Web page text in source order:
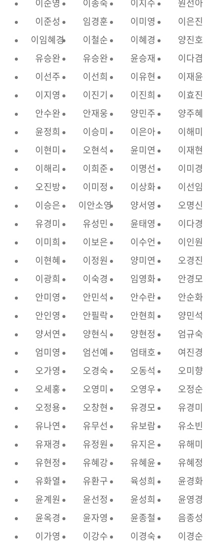
이순영 이종숙 이지수
원선아
이준성
임경훈 이미영
이은진
이임혜경
이철순 이혜경
양진호
유승완
유승완 윤승재
이다겸
이선주
이선희 이유현
이재윤
이지영
이진기 이진희
이효진
안수완
안재웅 양민주
양주혜
윤정희
이승미 이은아
이해미
이현미
오현석 윤미연
이재현
이해리
이희준 이명선
이미경
오진방
이미정 이상화
이선임
이승은
이안소영 양서영
오명신
유경미
유성민 윤태영
이다경
이미희
이보은 이수언
이인원
이현혜
이정원 양미연
오경진
이광희
이숙경 임영화
안경모
안미영
안민석 안수란
안순화
안인영
안필락 안현희
양민석
양서연
양현식 양현정
엄규숙
엄미영
엄선예 엄태호
여진경
오가영
오경숙 오동석
오미향
오세홍
오영미 오영우
오정순
오정용
오창현 유경모
유경미
유나연
유무선 유보람
유소빈
유재경
유정원 유지은
유해미
유현정
유혜강 유혜윤
유혜정
유화열
유환구 육성희
윤경화
윤계원
윤선정 윤성희
윤영경
윤옥경
윤자영 윤종철
음종성
이가영
이강수 이경숙
이경순